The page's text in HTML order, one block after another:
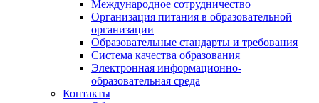
Международное сотрудничество
Организация питания в образовательной
организации
Образовательные стандарты и требования
Система качества образования
Электронная информационно-
образовательная среда
Контакты